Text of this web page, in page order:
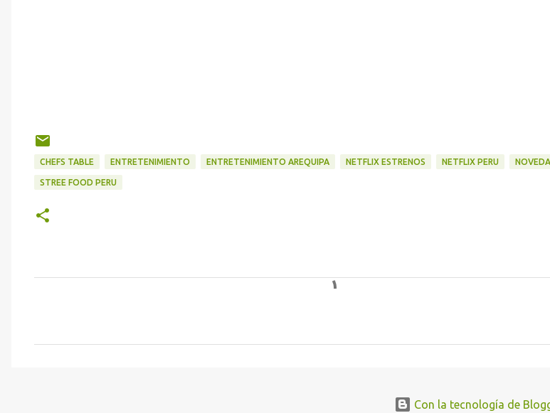
CHEFS TABLE ENTRETENIMIENTO ENTRETENIMIENTO AREQUIPA NETFLIX ESTRENOS NETFLIX PERU
STREE FOOD PERU
Con la tecnología de